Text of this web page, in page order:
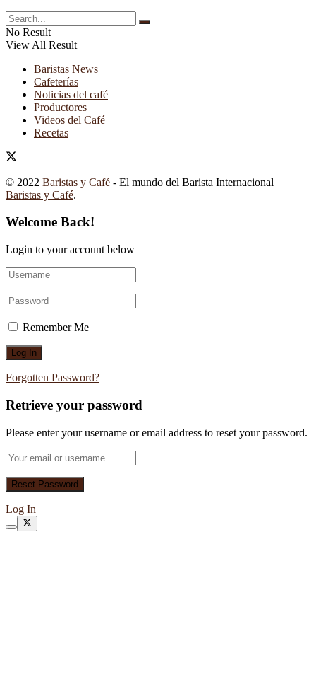
No Result
View All Result
Baristas News
Cafeterías
Noticias del café
Productores
Videos del Café
Recetas
© 2022 Baristas y Café - El mundo del Barista Internacional
Baristas y Café.
Welcome Back!
Login to your account below
Remember Me
Forgotten Password?
Retrieve your password
Please enter your username or email address to reset your password.
Log In